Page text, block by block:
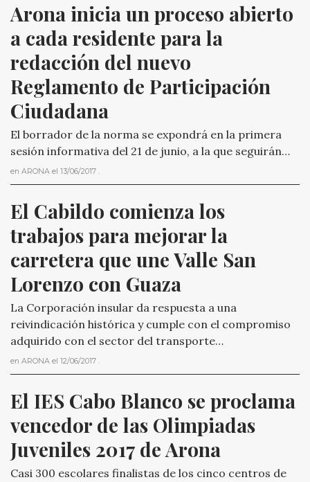
Arona inicia un proceso abierto
a cada residente para la
redacción del nuevo
Reglamento de Participación
Ciudadana
El borrador de la norma se expondrá en la primera
sesión informativa del 21 de junio, a la que seguirán…
en ARONA el 13/06/2017 .
El Cabildo comienza los
trabajos para mejorar la
carretera que une Valle San
Lorenzo con Guaza
La Corporación insular da respuesta a una
reivindicación histórica y cumple con el compromiso
adquirido con el sector del transporte…
en ARONA el 12/06/2017 .
El IES Cabo Blanco se proclama
vencedor de las Olimpiadas
Juveniles 2017 de Arona
Casi 300 escolares finalistas de los cinco centros de